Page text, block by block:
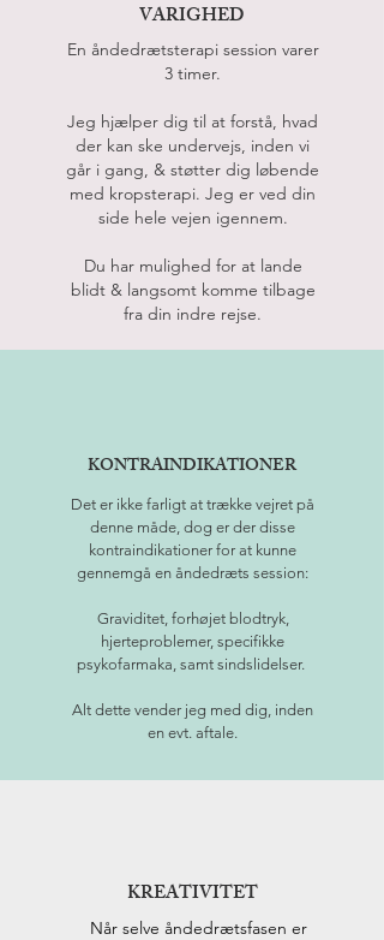
VARIGHED
En åndedrætsterapi session varer
3 timer.
Jeg hjælper dig til at forstå, hvad
der kan ske undervejs, inden vi
går i gang, & støtter dig løbende
med kropsterapi. Jeg er ved din
side hele vejen igennem.
Du har mulighed for at lande
blidt & langsomt komme tilbage
fra din indre rejse.
KONTRAINDIKATIONER
Det er ikke farligt at trække vejret på
denne måde, dog er der disse
kontraindikationer for at kunne
gennemgå en åndedræts session:
Graviditet, forhøjet blodtryk,
hjerteproblemer, specifikke
psykofarmaka, samt sindslidelser.
Alt dette vender jeg med dig, inden
en evt. aftale.
KREATIVITET
Når selve åndedrætsfasen er